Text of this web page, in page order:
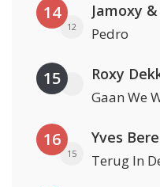
14
12 Pedro
15 Roxy
Gaan We
16
15
Yves
Terug In